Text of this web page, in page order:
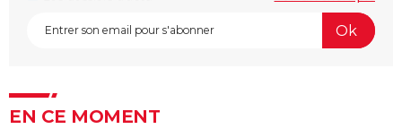
EN CE MOMENT